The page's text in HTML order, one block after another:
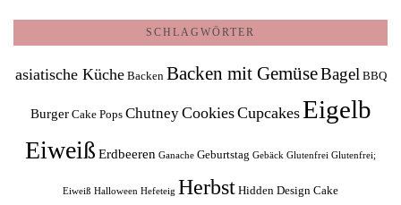
SCHLAGWÖRTER
asiatische Küche Backen Backen mit GemüseBagel BBQ
Burger Cake Pops ChutneyCookiesCupcakesEigelb
Eiweiß Erdbeeren Ganache Geburtstag Gebäck Glutenfrei Glutenfrei;
Eiweiß Halloween Hefeteig Herbst Hidden Design Cake